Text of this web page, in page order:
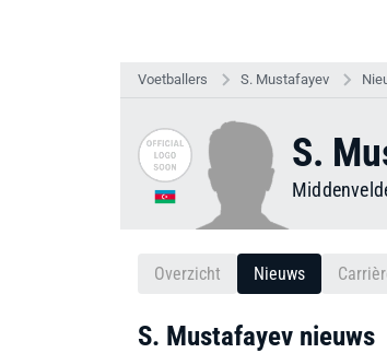
Voetballers S. Mustafayev
S.
Overzicht Nieuws
S. Mustafayev nieuws